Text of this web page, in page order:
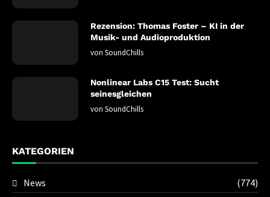
Rezension: Thomas Foster – KI in der
Musik- und Audioproduktion
von SoundChills
Nonlinear Labs C15 Test: Sucht
seinesgleichen
von SoundChills
KATEGORIEN
News
(774)